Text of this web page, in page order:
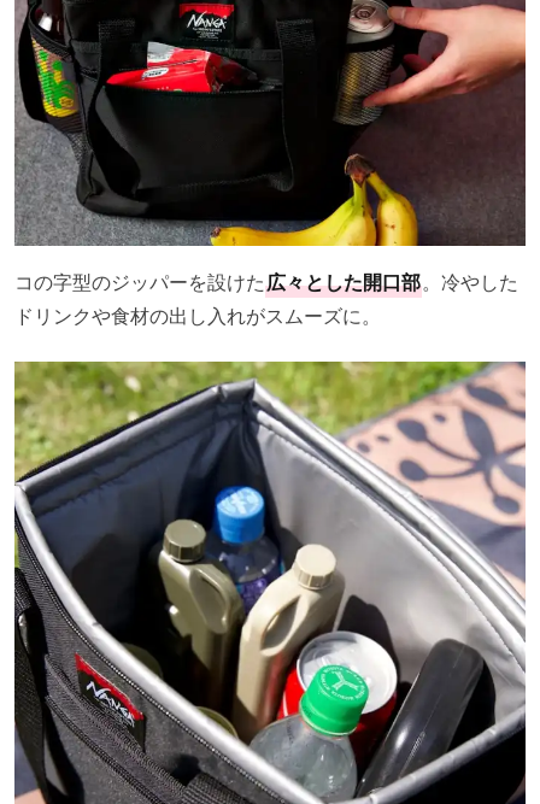
コの字型のジッパーを設けた広々とした開口部。冷やした
ドリンクや食材の出し入れがスムーズに。